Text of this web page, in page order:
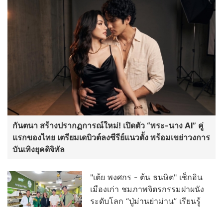
กันตนา สร้างปรากฏการณ์ใหม่! เปิดตัว “พระ-นาง AI” คู่
แรกของไทย เตรียมเดบิวต์ลงซีรีย์แนวตั้ง พร้อมเขย่าวงการ
บันเทิงยุคดิจิทัล
"เต้ย พงศกร - ต้น ธนษิต" เช็กอิน
เมืองเก่า ชมภาพจิตรกรรมฝาผนัง
ระดับโลก “ปู่ม่านย่าม่าน” เรียนรู้